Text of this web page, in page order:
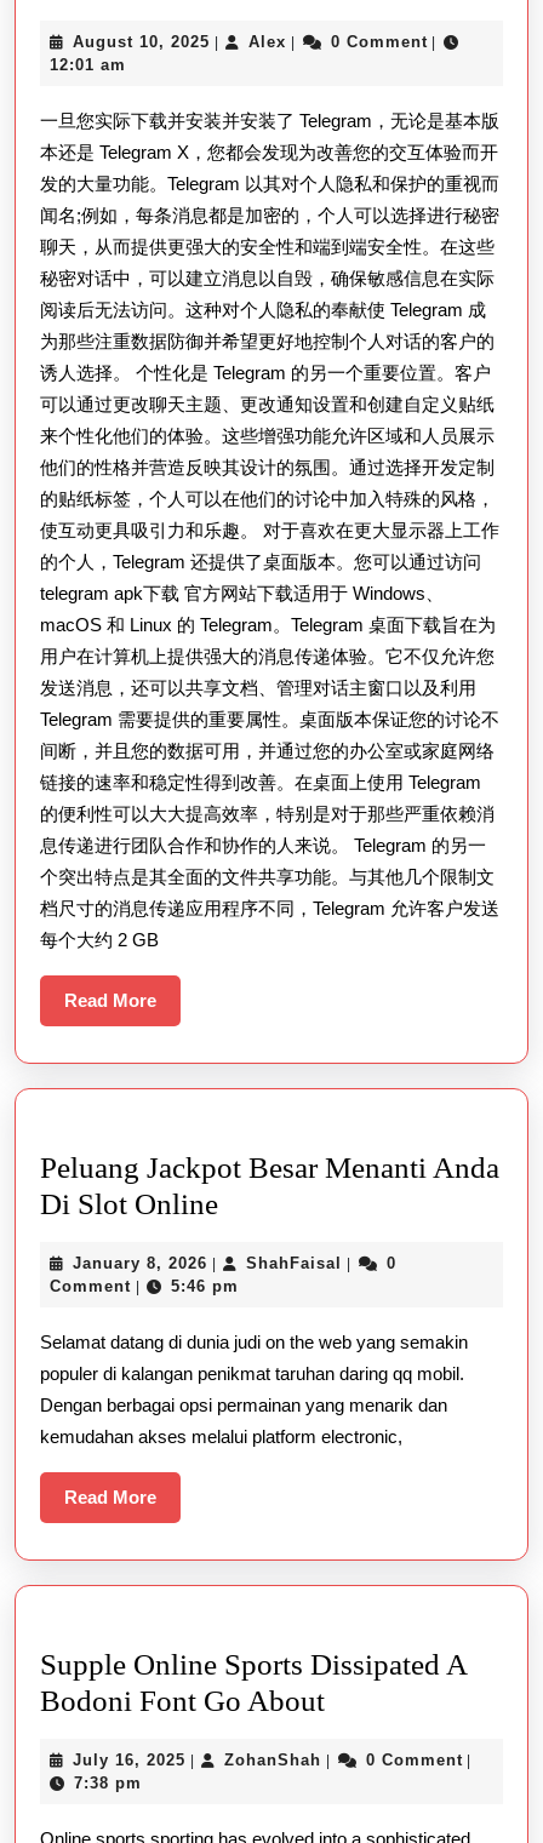
特
色
工
具
与
功
能
August 10, 2025 August
| Alex Alex
| 0 Comment |
12:01 am
一旦您实际下载并安装并安装了 Telegram，无论是基本版
本还是 Telegram X，您都会发现为改善您的交互体验而开
发的大量功能。Telegram 以其对个人隐私和保护的重视而
闻名;例如，每条消息都是加密的，个人可以选择进行秘密
聊天，从而提供更强大的安全性和端到端安全性。在这些
秘密对话中，可以建立消息以自毁，确保敏感信息在实际
阅读后无法访问。这种对个人隐私的奉献使 Telegram 成
为那些注重数据防御并希望更好地控制个人对话的客户的
诱人选择。 个性化是 Telegram 的另一个重要位置。客户
可以通过更改聊天主题、更改通知设置和创建自定义贴纸
来个性化他们的体验。这些增强功能允许区域和人员展示
他们的性格并营造反映其设计的氛围。通过选择开发定制
的贴纸标签，个人可以在他们的讨论中加入特殊的风格，
使互动更具吸引力和乐趣。 对于喜欢在更大显示器上工作
的个人，Telegram 还提供了桌面版本。您可以通过访问
telegram apk下载 官方网站下载适用于 Windows、
macOS 和 Linux 的 Telegram。Telegram 桌面下载旨在为
用户在计算机上提供强大的消息传递体验。它不仅允许您
发送消息，还可以共享文档、管理对话主窗口以及利用
Telegram 需要提供的重要属性。桌面版本保证您的讨论不
间断，并且您的数据可用，并通过您的办公室或家庭网络
链接的速率和稳定性得到改善。在桌面上使用 Telegram
的便利性可以大大提高效率，特别是对于那些严重依赖消
息传递进行团队合作和协作的人来说。 Telegram 的另一
个突出特点是其全面的文件共享功能。与其他几个限制文
档尺寸的消息传递应用程序不同，Telegram 允许客户发送
每个大约 2 GB
Read MoreRead
More
Peluang Jackpot Besar Menanti Anda
Di Slot OnlinePeluang
Besar
Anda
Di
Slot
Online
January 8, 2026 January
8,
| ShahFaisal ShahFaisal
|
0
Comment | 5:46 pm
Selamat datang di dunia judi on the web yang semakin
populer di kalangan penikmat taruhan daring qq mobil.
Dengan berbagai opsi permainan yang menarik dan
kemudahan akses melalui platform electronic,
Read MoreRead
More
Supple Online Sports Dissipated A
Bodoni Font Go AboutSupple
Sports
July 16, 2025 July
| ZohanShah ZohanShah
| 0 Comment |
7:38 pm
Online sports sporting has evolved into a sophisticated